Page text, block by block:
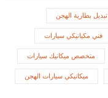
تبديل بطارية الهجن
فني مكيانيكي سيارات
متخصص ميكانيك سيارات
ميكانيكي سيارات الهجن